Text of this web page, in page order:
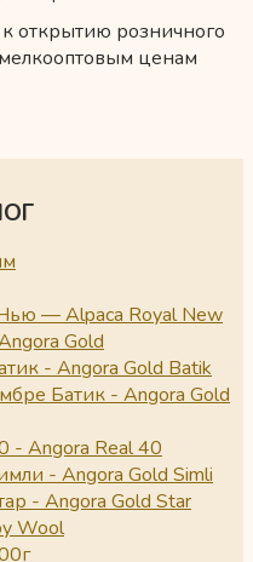
открытию розничного
ценам
— Alpaca Royal New
Gold
- Angora Gold Batik
Батик - Angora Gold
- Angora Real 40
- Angora Gold Simli
- Angora Gold Star
Wool